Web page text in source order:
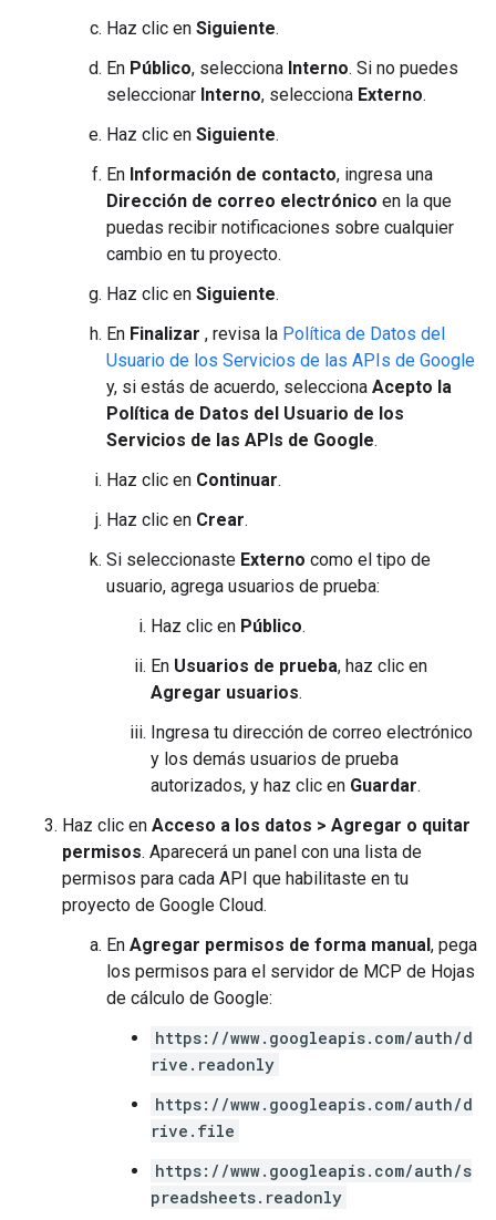
Haz clic en Siguiente.
En Público, selecciona Interno. Si no puedes
seleccionar Interno, selecciona Externo.
Haz clic en Siguiente.
En Información de contacto, ingresa una
Dirección de correo electrónico en la que
puedas recibir notificaciones sobre cualquier
cambio en tu proyecto.
Haz clic en Siguiente.
En Finalizar , revisa la Política de Datos del
Usuario de los Servicios de las APIs de Google
y, si estás de acuerdo, selecciona Acepto la
Política de Datos del Usuario de los
Servicios de las APIs de Google.
Haz clic en Continuar.
Haz clic en Crear.
Si seleccionaste Externo como el tipo de
usuario, agrega usuarios de prueba:
Haz clic en Público.
En Usuarios de prueba, haz clic en
Agregar usuarios.
Ingresa tu dirección de correo electrónico
y los demás usuarios de prueba
autorizados, y haz clic en Guardar.
Haz clic en Acceso a los datos > Agregar o quitar
permisos. Aparecerá un panel con una lista de
permisos para cada API que habilitaste en tu
proyecto de Google Cloud.
En Agregar permisos de forma manual, pega
los permisos para el servidor de MCP de Hojas
de cálculo de Google:
https://www.googleapis.com/auth/d
rive.readonly
https://www.googleapis.com/auth/d
rive.file
https://www.googleapis.com/auth/s
preadsheets.readonly